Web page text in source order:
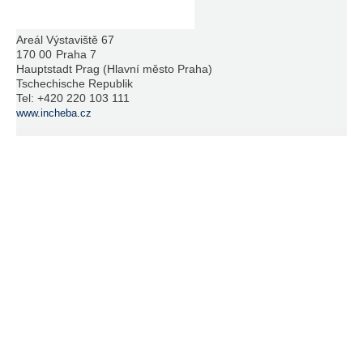
Areál Výstaviště 67
170 00 Praha 7
Hauptstadt Prag (Hlavní město Praha)
Tschechische Republik
Tel: +420 220 103 111
www.incheba.cz